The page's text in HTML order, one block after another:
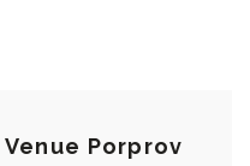
Porprov